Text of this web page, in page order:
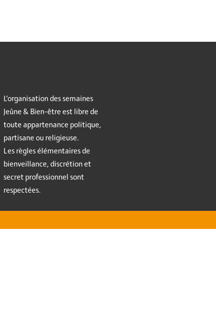
L’organisation des semaines
Jeûne & Bien-être est libre de
toute appartenance politique,
partisane ou religieuse.
Les règles élémentaires de
bienveillance, discrétion et
secret professionnel sont
respectées.